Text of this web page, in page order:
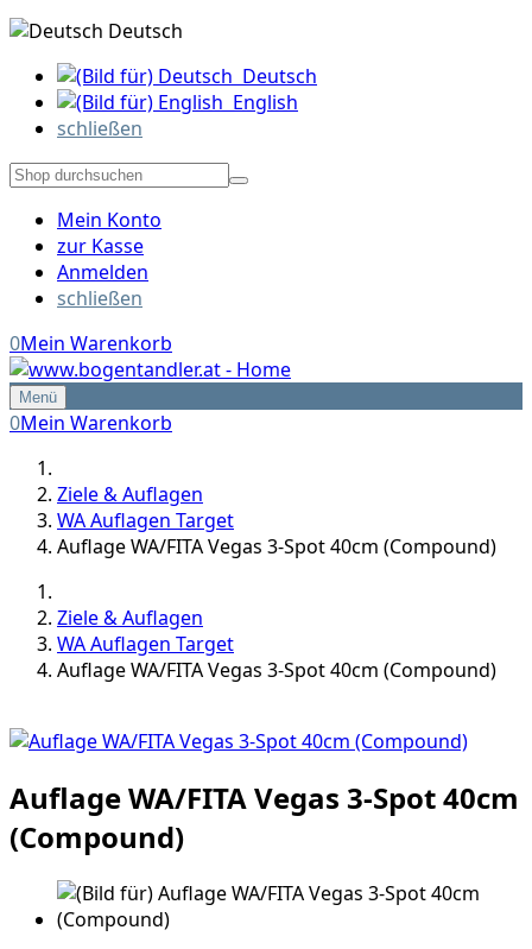
Deutsch
Deutsch
English
schließen
Mein Konto
zur Kasse
Anmelden
schließen
0Mein Warenkorb
Menü
0Mein Warenkorb
Ziele & Auflagen
WA Auflagen Target
Auflage WA/FITA Vegas 3-Spot 40cm (Compound)
Ziele & Auflagen
WA Auflagen Target
Auflage WA/FITA Vegas 3-Spot 40cm (Compound)
Auflage WA/FITA Vegas 3-Spot 40cm
(Compound)